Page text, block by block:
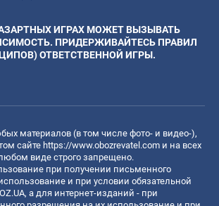
ИГРАХ МОЖЕТ ВЫЗЫВАТЬ
ПРИДЕРЖИВАЙТЕСЬ ПРАВИЛ
ОТВЕТСТВЕННОЙ ИГРЫ.
материалов (в том числе фото- и видео-),
сайте https://www.obozrevatel.com и на всех
виде строго запрещено.
при получении письменного
и при условии обязательной
а для интернет-изданий - при